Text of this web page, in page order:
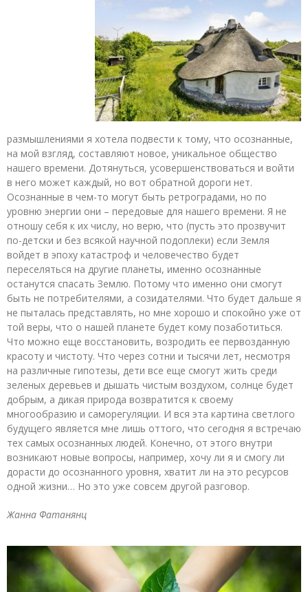
размышлениями я хотела подвести к тому, что осознанные,
на мой взгляд, составляют новое, уникальное общество
нашего времени. Дотянуться, усовершенствоваться и войти
в него может каждый, но вот обратной дороги нет.
Осознанные в чем-то могут быть ретроградами, но по
уровню энергии они – передовые для нашего времени. Я не
отношу себя к их числу, но верю, что (пусть это прозвучит
по-детски и без всякой научной подоплеки) если Земля
войдет в эпоху катастроф и человечество будет
переселяться на другие планеты, именно осознанные
останутся спасать Землю. Потому что именно они смогут
быть не потребителями, а созидателями. Что будет дальше я
не пыталась представлять, но мне хорошо и спокойно уже от
той веры, что о нашей планете будет кому позаботиться.
Что можно еще восстановить, возродить ее первозданную
красоту и чистоту. Что через сотни и тысячи лет, несмотря
на различные гипотезы, дети все еще смогут жить среди
зеленых деревьев и дышать чистым воздухом, солнце будет
добрым, а дикая природа возвратится к своему
многообразию и саморегуляции. И вся эта картина светлого
будущего является мне лишь оттого, что сегодня я встречаю
тех самых осознанных людей. Конечно, от этого внутри
возникают новые вопросы, например, хочу ли я и смогу ли
дорасти до осознанного уровня, хватит ли на это ресурсов
одной жизни… Но это уже совсем другой разговор.
Жанна Фатанянц